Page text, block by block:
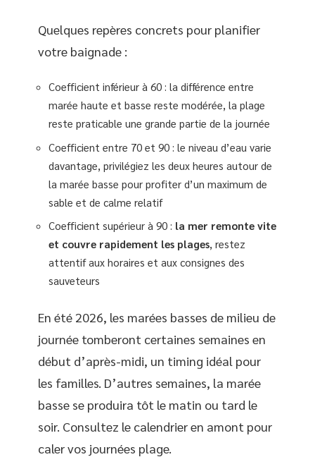
Quelques repères concrets pour planifier
votre baignade :
Coefficient inférieur à 60 : la différence entre
marée haute et basse reste modérée, la plage
reste praticable une grande partie de la journée
Coefficient entre 70 et 90 : le niveau d’eau varie
davantage, privilégiez les deux heures autour de
la marée basse pour profiter d’un maximum de
sable et de calme relatif
Coefficient supérieur à 90 : la mer remonte vite
et couvre rapidement les plages, restez
attentif aux horaires et aux consignes des
sauveteurs
En été 2026, les marées basses de milieu de
journée tomberont certaines semaines en
début d’après-midi, un timing idéal pour
les familles. D’autres semaines, la marée
basse se produira tôt le matin ou tard le
soir. Consultez le calendrier en amont pour
caler vos journées plage.